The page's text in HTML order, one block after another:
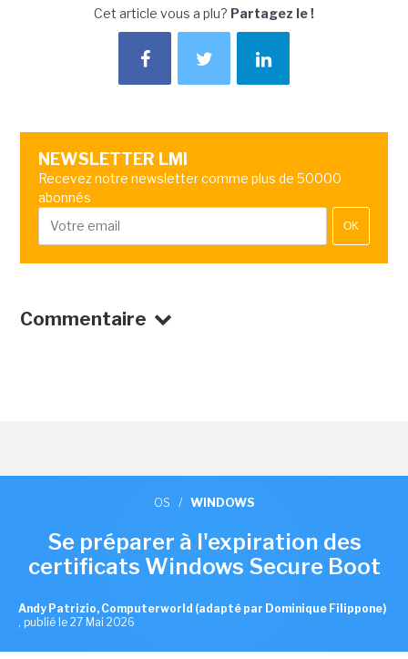
Cet article vous a plu? Partagez le !
NEWSLETTER LMI
Recevez notre newsletter comme plus de 50000
abonnés
OK
Commentaire
OS / WINDOWS
Se préparer à l'expiration des
certificats Windows Secure Boot
Andy Patrizio, Computerworld (adapté par Dominique Filippone)
, publié le 27 Mai 2026